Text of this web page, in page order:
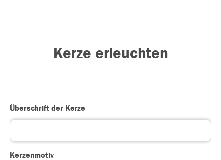
Kerze erleuchten
Überschrift der Kerze
Kerzenmotiv